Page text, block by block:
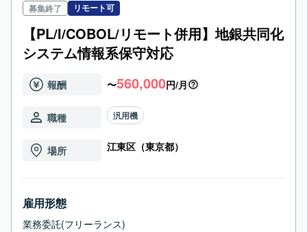
募集終了 リモート可
【PL/I/COBOL/リモート併用】地銀共同化
システム情報系保守対応
報酬 〜560,000円/月
職種 汎用機
場所 江東区（東京都）
雇用形態
業務委託(フリーランス)